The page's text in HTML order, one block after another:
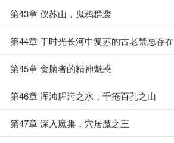
第43章 仪苏山，鬼鸦群袭
第44章 于时光长河中复苏的古老禁忌存在
第45章 食脑者的精神魅惑
第46章 浑浊腥污之水，千疮百孔之山
第47章 深入魔巢，穴居魔之王